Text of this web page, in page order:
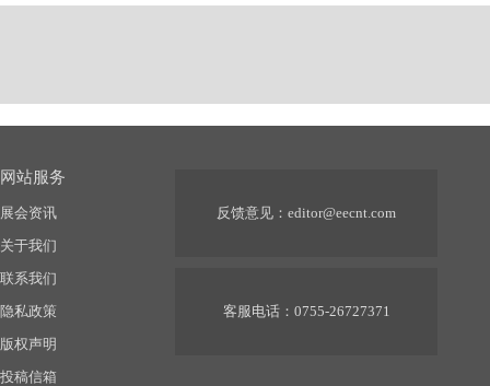
网站服务
展会资讯
关于我们
联系我们
隐私政策
版权声明
投稿信箱
反馈意见： editor@eecnt.com
客服电话：0755-26727371